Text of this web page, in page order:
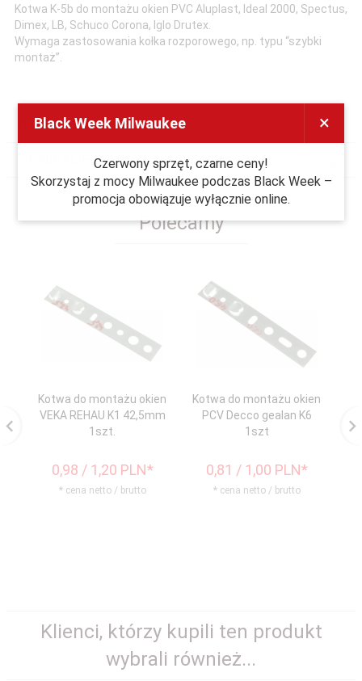
Kotwa K-5b do montażu okien PVC Aluplast, Ideal 2000, Spectus,
Dimex, LB, Schuco Corona, Iglo Drutex.
Wymaga zastosowania kołka rozporowego, np. typu “szybki
montaż”.
DANE TECHNICZNE
OPINIE KLIENTÓW
Polecamy
Kotwa do montażu okien
VEKA REHAU K1 42,5mm
1szt.
0,98 / 1,20 PLN*
* cena netto / brutto
Kotwa do montażu okien
PCV Decco gealan K6
1szt
0,81 / 1,00 PLN*
* cena netto / brutto
Klienci, którzy kupili ten produkt
wybrali również...
×
Black Week Milwaukee
Czerwony sprzęt, czarne ceny!
Skorzystaj z mocy Milwaukee podczas Black Week –
promocja obowiązuje wyłącznie online.